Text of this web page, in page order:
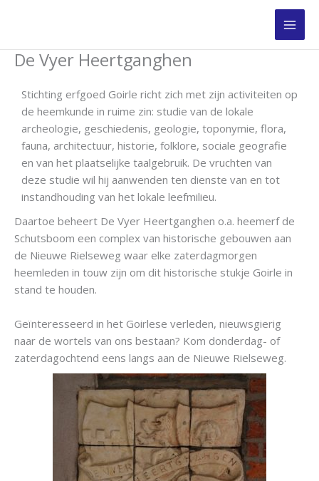
inhoudDe Vyer Heertganghen
Stichting erfgoed Goirle richt zich met zijn activiteiten op
de heemkunde in ruime zin: studie van de lokale
archeologie, geschiedenis, geologie, toponymie, flora,
fauna, architectuur, historie, folklore, sociale geografie
en van het plaatselijke taalgebruik. De vruchten van
deze studie wil hij aanwenden ten dienste van en tot
instandhouding van het lokale leefmilieu.
Daartoe beheert De Vyer Heertganghen o.a. heemerf de
Schutsboom een complex van historische gebouwen aan
de Nieuwe Rielseweg waar elke zaterdagmorgen
heemleden in touw zijn om dit historische stukje Goirle in
stand te houden.
Geïnteresseerd in het Goirlese verleden, nieuwsgierig
naar de wortels van ons bestaan? Kom donderdag- of
zaterdagochtend eens langs aan de Nieuwe Rielseweg.